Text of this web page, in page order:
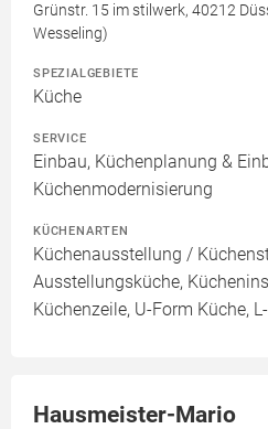
Grünstr. 15 im stilwerk, 40212
Wesseling)
SPEZIALGEBIETE
Küche
SERVICE
Einbau, Küchenplanung &
Küchenmodernisierung
KÜCHENARTEN
Küchenausstellung /
Ausstellungsküche,
Küchenzeile, U-Form Küche,
Hausmeister-Mario